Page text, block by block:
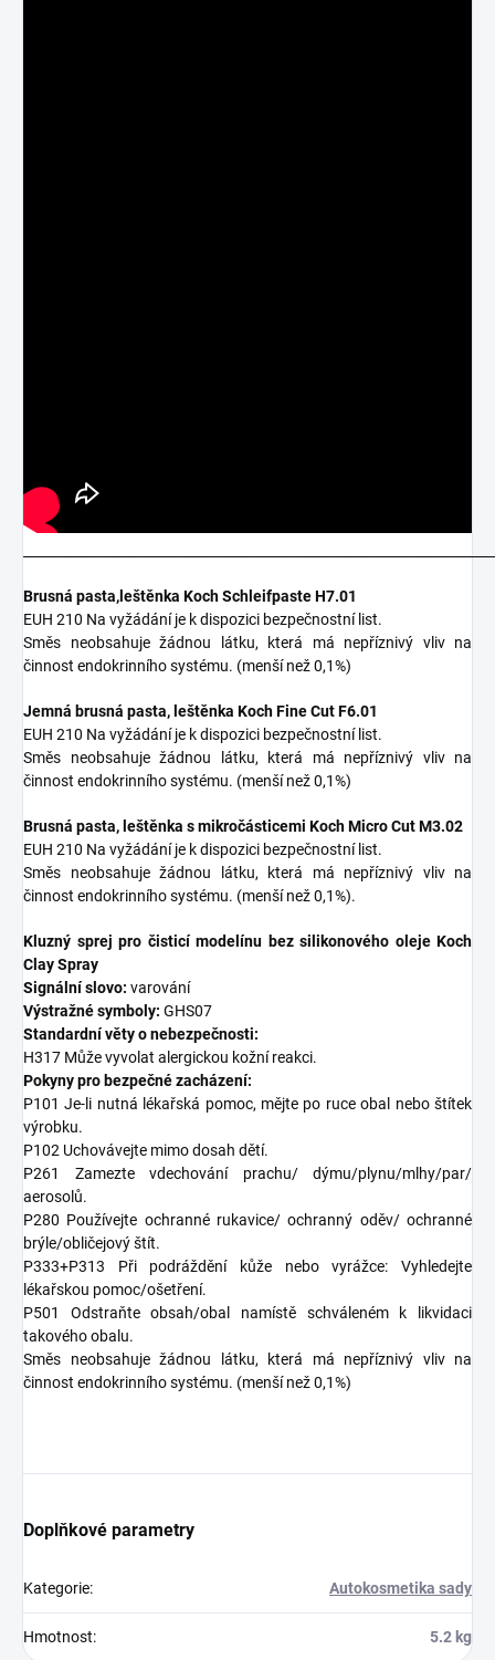
Brusná pasta,leštěnka Koch Schleifpaste H7.01
EUH 210 Na vyžádání je k dispozici bezpečnostní list.
Směs neobsahuje žádnou látku, která má nepříznivý vliv na
činnost endokrinního systému. (menší než 0,1%)
Jemná brusná pasta, leštěnka Koch Fine Cut F6.01
EUH 210 Na vyžádání je k dispozici bezpečnostní list.
Směs neobsahuje žádnou látku, která má nepříznivý vliv na
činnost endokrinního systému. (menší než 0,1%)
Brusná pasta, leštěnka s mikročásticemi Koch Micro Cut M3.02
EUH 210 Na vyžádání je k dispozici bezpečnostní list.
Směs neobsahuje žádnou látku, která má nepříznivý vliv na
činnost endokrinního systému. (menší než 0,1%).
Kluzný sprej pro čisticí modelínu bez silikonového oleje Koch
Clay Spray
Signální slovo: varování
Výstražné symboly: GHS07
Standardní věty o nebezpečnosti:
H317 Může vyvolat alergickou kožní reakci.
Pokyny pro bezpečné zacházení:
P101 Je-li nutná lékařská pomoc, mějte po ruce obal nebo štítek
výrobku.
P102 Uchovávejte mimo dosah dětí.
P261 Zamezte vdechování prachu/ dýmu/plynu/mlhy/par/
aerosolů.
P280 Používejte ochranné rukavice/ ochranný oděv/ ochranné
brýle/obličejový štít.
P333+P313 Při podráždění kůže nebo vyrážce: Vyhledejte
lékařskou pomoc/ošetření.
P501 Odstraňte obsah/obal namístě schváleném k likvidaci
takového obalu.
Směs neobsahuje žádnou látku, která má nepříznivý vliv na
činnost endokrinního systému. (menší než 0,1%)
Doplňkové parametry
Kategorie: Autokosmetika sady
Hmotnost: 5.2 kg